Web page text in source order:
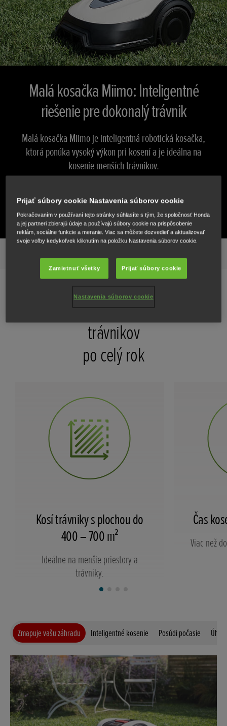
Malá kosačka Miimo: Inteligentné
riešenie pre dokonalý trávnik
Malá kosačka Miimo je inteligentná robotická kosačka,
ktorá ponúka vysoký výkon pri kosení a je ideálna na
kosenie menších trávnikov.
TECHNICKÉ ÚDAJE
Udržuje dokonalý vzhľad menších
trávnikov
po celý rok
Kosí trávniky s plochou do
400 – 700 m²
Ideálne na menšie priestory a
trávniky.
Čas
Viac než
Zmapuje vašu záhradu Inteligentné kosenie Posúdi počasie
Prijať súbory cookie Nastavenia súborov cookie
Pokračovaním v používaní tejto stránky súhlasíte s tým, že spoločnosť Honda
a jej partneri zbierajú údaje a používajú súbory cookie na prispôsobenie
reklám, sociálne funkcie a meranie. Viac sa môžete dozvedieť a aktualizovať
svoje voľby kedykoľvek kliknutím na položku Nastavenia súborov cookie.
Zamietnuť všetky Prijať súbory cookie
Nastavenia súborov cookie